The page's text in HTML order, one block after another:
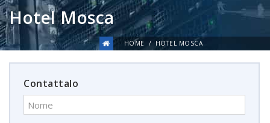
Hotel Mosca
HOME HOTEL MOSCA
Contattalo